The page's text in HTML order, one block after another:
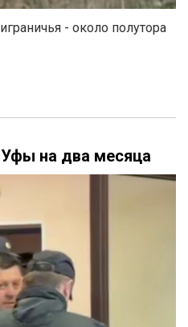
- около полутора
на два месяца